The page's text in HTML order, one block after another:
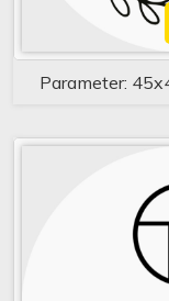
Parameter: